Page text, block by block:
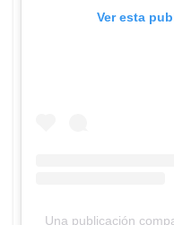
Ver esta
Una publicación